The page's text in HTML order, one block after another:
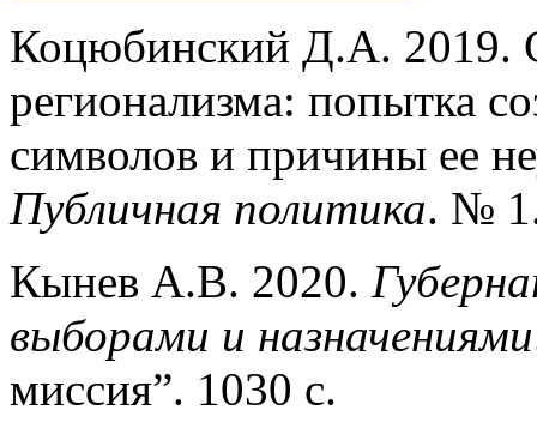
Коцюбинский Д.А. 2019.
регионализма: попытка
символов и причины ее
Публичная политика. №
Кынев А.В. 2020.
выборами и назначениями
миссия”. 1030 с.